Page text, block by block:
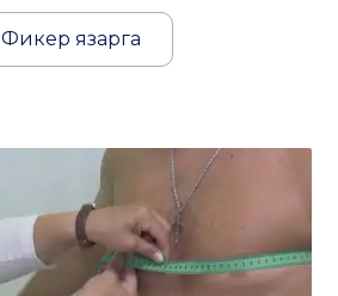
Фикер язарга